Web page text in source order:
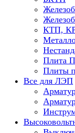
КТП,
Плита
Плиты
Все для ЛЭП